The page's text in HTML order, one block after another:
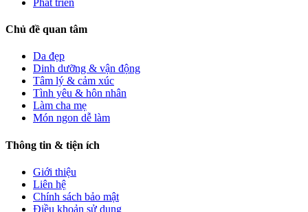
Phát triển
Chủ đề quan tâm
Da đẹp
Dinh dưỡng & vận động
Tâm lý & cảm xúc
Tình yêu & hôn nhân
Làm cha mẹ
Món ngon dễ làm
Thông tin & tiện ích
Giới thiệu
Liên hệ
Chính sách bảo mật
Điều khoản sử dụng